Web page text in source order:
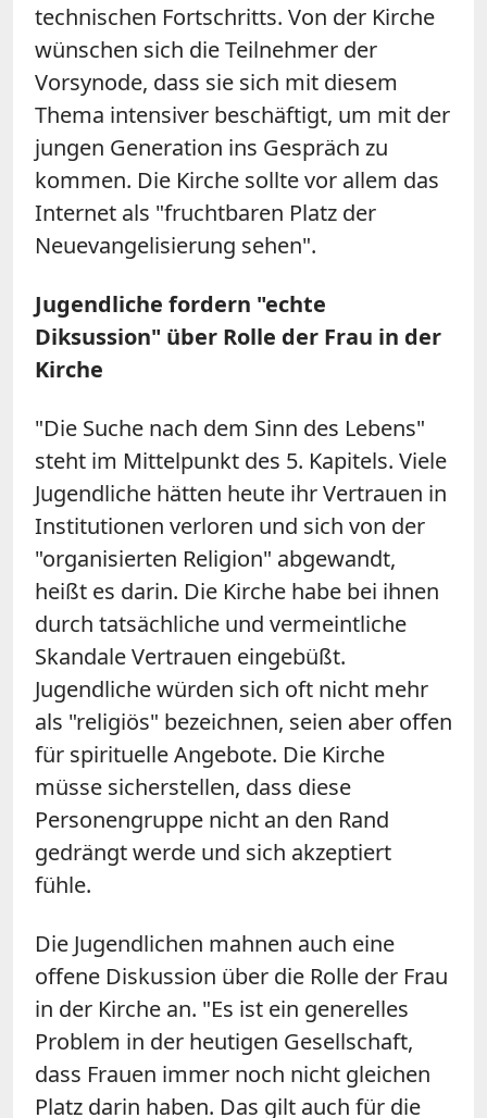
technischen Fortschritts. Von der Kirche
wünschen sich die Teilnehmer der
Vorsynode, dass sie sich mit diesem
Thema intensiver beschäftigt, um mit der
jungen Generation ins Gespräch zu
kommen. Die Kirche sollte vor allem das
Internet als "fruchtbaren Platz der
Neuevangelisierung sehen".
Jugendliche fordern "echte
Diksussion" über Rolle der Frau in der
Kirche
"Die Suche nach dem Sinn des Lebens"
steht im Mittelpunkt des 5. Kapitels. Viele
Jugendliche hätten heute ihr Vertrauen in
Institutionen verloren und sich von der
"organisierten Religion" abgewandt,
heißt es darin. Die Kirche habe bei ihnen
durch tatsächliche und vermeintliche
Skandale Vertrauen eingebüßt.
Jugendliche würden sich oft nicht mehr
als "religiös" bezeichnen, seien aber offen
für spirituelle Angebote. Die Kirche
müsse sicherstellen, dass diese
Personengruppe nicht an den Rand
gedrängt werde und sich akzeptiert
fühle.
Die Jugendlichen mahnen auch eine
offene Diskussion über die Rolle der Frau
in der Kirche an. "Es ist ein generelles
Problem in der heutigen Gesellschaft,
dass Frauen immer noch nicht gleichen
Platz darin haben. Das gilt auch für die